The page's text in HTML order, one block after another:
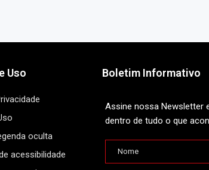
Uso
oculta
acessibilidade
Boletim Informativo
Assine nossa Newsletter
dentro de tudo o que